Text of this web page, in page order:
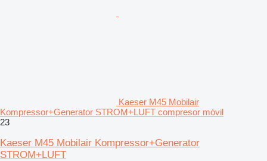
Kaeser M45 Mobilair
Kompressor+Generator STROM+LUFT compresor móvil
23
Kaeser M45 Mobilair Kompressor+Generator
STROM+LUFT